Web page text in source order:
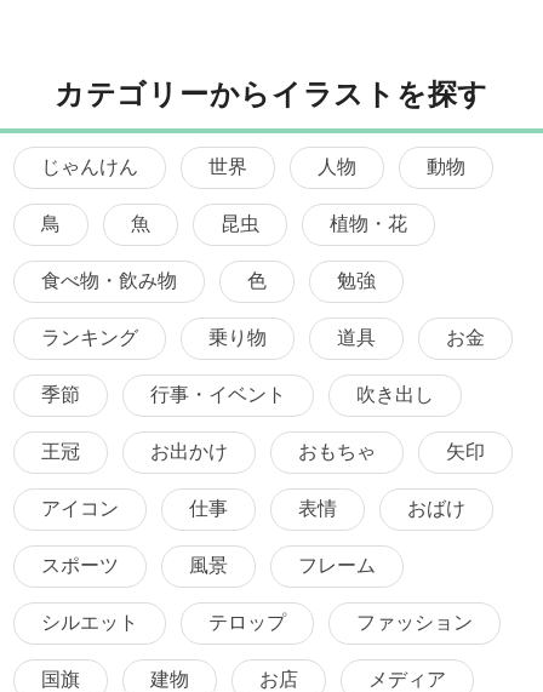
カテゴリーからイラストを探す
じゃんけん 世界 人物 動物
鳥 魚 昆虫 植物・花
食べ物・飲み物 色 勉強
ランキング 乗り物 道具 お金
季節 行事・イベント 吹き出し
王冠 お出かけ おもちゃ 矢印
アイコン 仕事 表情 おばけ
スポーツ 風景 フレーム
シルエット テロップ ファッション
国旗 建物 お店 メディア